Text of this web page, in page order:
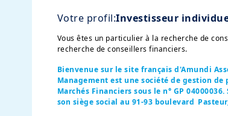
Votre profil:Investisseur
Vous êtes un particulier à la recherche de
recherche de conseillers financiers.
Bienvenue sur le site français d'Amundi
Management est une société de gestion
Marchés Financiers sous le n° GP
son siège social au 91-93 boulevard